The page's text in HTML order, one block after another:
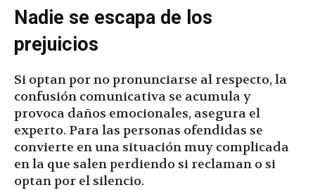
Nadie se escapa de los
prejuicios
Si optan por no pronunciarse al respecto, la
confusión comunicativa se acumula y
provoca daños emocionales, asegura el
experto. Para las personas ofendidas se
convierte en una situación muy complicada
en la que salen perdiendo si reclaman o si
optan por el silencio.